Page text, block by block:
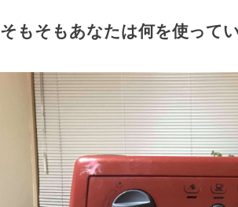
そもそもあなたは何を使って